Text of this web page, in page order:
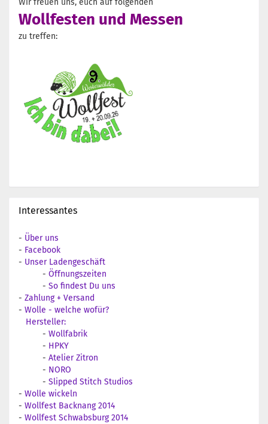
Wir freuen uns, euch auf folgenden
Wollfesten und Messen
zu treffen:
Interessantes
- Über uns
- Facebook
- Unser Ladengeschäft
- Öffnungszeiten
- So findest Du uns
- Zahlung + Versand
- Wolle - welche wofür?
Hersteller:
- Wollfabrik
- HPKY
- Atelier Zitron
- NORO
- Slipped Stitch Studios
- Wolle wickeln
- Wollfest Backnang 2014
- Wollfest Schwabsburg 2014